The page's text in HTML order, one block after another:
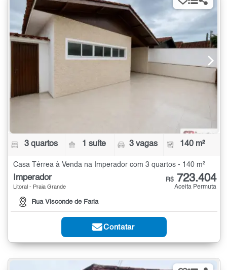
3 quartos 1 suíte 3 vagas 140 m²
Casa Térrea à Venda na Imperador com 3 quartos - 140 m²
Imperador
Litoral - Praia Grande
Rua Visconde de Faria
R$ 723.404
Aceita Permuta
Contatar